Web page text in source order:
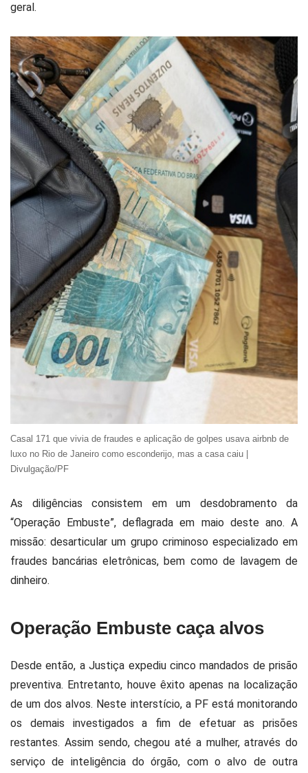
geral.
Casal 171 que vivia de fraudes e aplicação de golpes usava airbnb de
luxo no Rio de Janeiro como esconderijo, mas a casa caiu |
Divulgação/PF
As diligências consistem em um desdobramento da
“Operação Embuste”, deflagrada em maio deste ano. A
missão: desarticular um grupo criminoso especializado em
fraudes bancárias eletrônicas, bem como de lavagem de
dinheiro.
Operação Embuste caça alvos
Desde então, a Justiça expediu cinco mandados de prisão
preventiva. Entretanto, houve êxito apenas na localização
de um dos alvos. Neste interstício, a PF está monitorando
os demais investigados a fim de efetuar as prisões
restantes. Assim sendo, chegou até a mulher, através do
serviço de inteligência do órgão, com o alvo de outra